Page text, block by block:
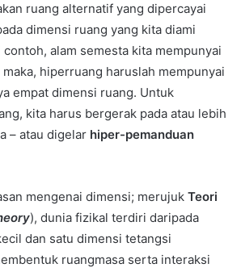
ruang alternatif yang dipercayai
dimensi ruang yang kita diami
contoh, alam semesta kita mempunyai
hiperruang haruslah mempunyai
empat dimensi ruang. Untuk
kita harus bergerak pada atau lebih
– atau digelar hiper-pemanduan
mengenai dimensi; merujuk Teori
), dunia fizikal terdiri daripada
dan satu dimensi tetangsi
ruangmasa serta interaksi